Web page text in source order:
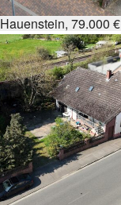
Hauenstein, 79.000 €